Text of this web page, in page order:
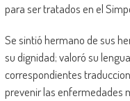
para ser tratados en el
Se sintió hermano de sus
su dignidad; valoró su
correspondientes
prevenir las enfermedades